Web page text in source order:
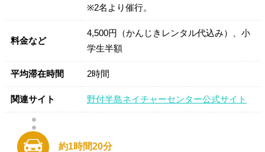
※2名より催行。
料金など
4,500円（かんじきレンタル代込み）、小
学生半額
平均滞在時間 2時間
関連サイト 野付半島ネイチャーセンター公式サイト
約1時間20分